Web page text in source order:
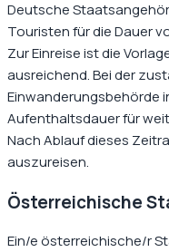
Deutsche
Touristen für die Dauer
Zur Einreise ist die
ausreichend. Bei der
Einwanderungsbehörde
Aufenthaltsdauer für
Nach Ablauf dieses
auszureisen.
Österreichische
Ein/e österreichische/r